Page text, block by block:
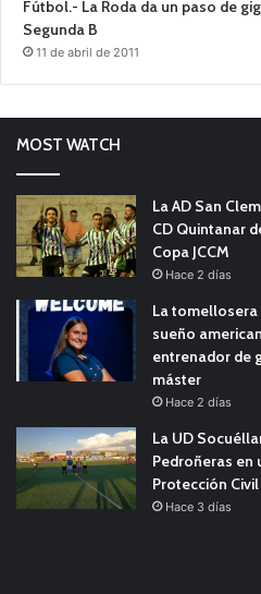
Fútbol.- La Roda da un paso de
Segunda B
11 de abril de 2011
MOST WATCH
La AD San
CD Quintanar
Copa JCCM
Hace 2 días
La tomellosera
sueño
entrenador de
máster
Hace 2 días
La UD
Pedroñeras en
Protección Civil
Hace 3 días